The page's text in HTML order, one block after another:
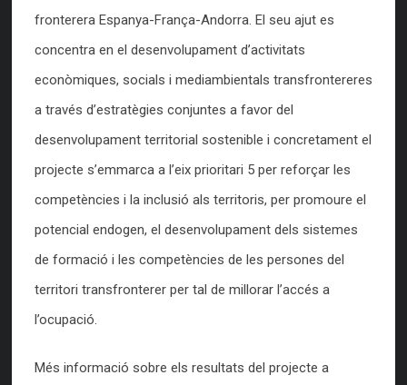
fronterera Espanya-França-Andorra. El seu ajut es
concentra en el desenvolupament d’activitats
econòmiques, socials i mediambientals transfrontereres
a través d’estratègies conjuntes a favor del
desenvolupament territorial sostenible i concretament el
projecte s’emmarca a l’eix prioritari 5 per reforçar les
competències i la inclusió als territoris, per promoure el
potencial endogen, el desenvolupament dels sistemes
de formació i les competències de les persones del
territori transfronterer per tal de millorar l’accés a
l’ocupació.
Més informació sobre els resultats del projecte a